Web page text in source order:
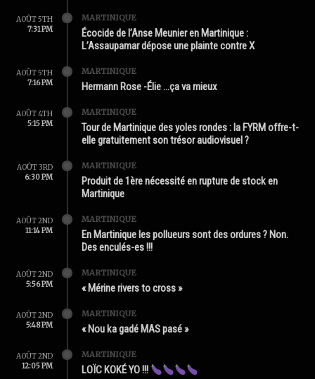
AOÛT 5TH
7:31 PM
MARTINIQUE
Écocide de l’Anse Meunier en Martinique :
L’Assaupamar dépose une plainte contre X
AOÛT 5TH
7:16 PM
MARTINIQUE
Hermann Rose -Élie …ça va mieux
AOÛT 4TH
5:15 PM
MARTINIQUE
Tour de Martinique des yoles rondes : la FYRM offre-t-
elle gratuitement son trésor audiovisuel ?
AOÛT 3RD
6:30 PM
MARTINIQUE
Produit de 1ère nécessité en rupture de stock en
Martinique
AOÛT 2ND
11:14 PM
MARTINIQUE
En Martinique les pollueurs sont des ordures ? Non.
Des enculés-es !!!
AOÛT 2ND
5:56 PM
MARTINIQUE
« Mérine rivers to cross »
AOÛT 2ND
5:48 PM
MARTINIQUE
« Nou ka gadé MAS pasé »
AOÛT 2ND
12:05 PM
MARTINIQUE
LOÏC KOKÉ YO !!!